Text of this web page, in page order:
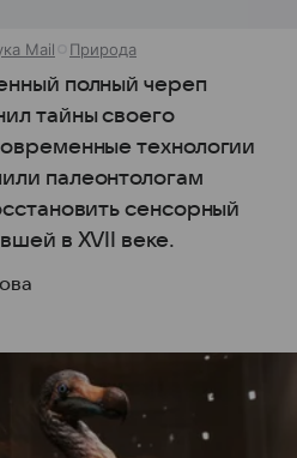
Mail Природа
полный череп
тайны своего
технологии
палеонтологам
сенсорный
в XVII веке.